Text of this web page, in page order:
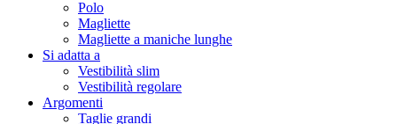
Polo
Magliette
Magliette a maniche lunghe
Si adatta a
Vestibilità slim
Vestibilità regolare
Argomenti
Taglie grandi